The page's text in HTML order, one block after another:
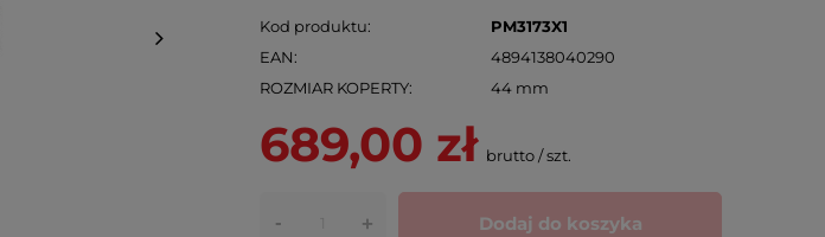
Kod produktu
PM3173X1
EAN
4894138040290
ROZMIAR KOPERTY
44 mm
689,00 zł brutto/szt.
- + Dodaj do koszyka